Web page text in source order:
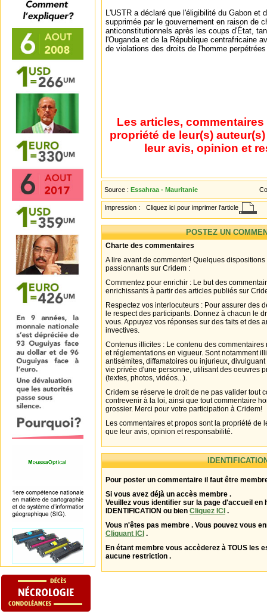
L'USTR a déclaré que l'éligibilité du Gabon et
supprimée par le gouvernement en raison de
anticonstitutionnels après les coups d'État,
l'Ouganda et de la République centrafricaine
de violations des droits de l'homme
Les articles,
propriété de leur(s)
leur avis, opinion et
Source : Essahraa - Mauritanie
Impression : Cliquez ici pour imprimer l'article
POSTEZ UN
Charte des commentaires
A lire avant de commenter! Quelques
passionnants sur Cridem :
Commentez pour enrichir : Le but des
enrichissants à partir des articles publiés sur
Respectez vos interlocuteurs : Pour assurer des
le respect des participants. Donnez à chacun le
vous. Appuyez vos réponses sur des faits et des
invectives.
Contenus illicites : Le contenu des
et réglementations en vigueur. Sont notamment
antisémites, diffamatoires ou injurieux,
vie privée d'une personne, utilisant des oeuvres
(textes, photos, vidéos...).
Cridem se réserve le droit de ne pas valider tout
contrevenir à la loi, ainsi que tout commentaire
grossier. Merci pour votre participation à Cridem!
Les commentaires et propos sont la propriété de
que leur avis, opinion et responsabilité.
Pour poster un commentaire il faut être
Si vous avez déjà un accès membre .
Veuillez vous identifier sur la page d'accueil en
IDENTIFICATION ou bien Cliquez ICI .
Vous n'êtes pas membre . Vous pouvez vous
Cliquant ICI .
En étant membre vous accèderez à TOUS les
aucune restriction .